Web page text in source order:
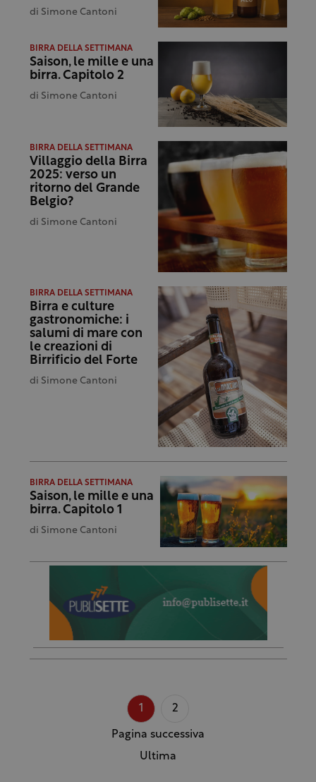
di Simone Cantoni
BIRRA DELLA SETTIMANA
Saison, le mille e una
birra. Capitolo 2
di Simone Cantoni
BIRRA DELLA SETTIMANA
Villaggio della Birra
2025: verso un
ritorno del Grande
Belgio?
di Simone Cantoni
BIRRA DELLA SETTIMANA
Birra e culture
gastronomiche: i
salumi di mare con
le creazioni di
Birrificio del Forte
di Simone Cantoni
BIRRA DELLA SETTIMANA
Saison, le mille e una
birra. Capitolo 1
di Simone Cantoni
1 2
Pagina successiva
Ultima